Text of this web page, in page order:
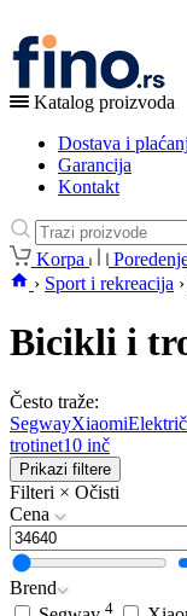
Katalog proizvoda
Dostava i
Garancija
Kontakt
Korpa
› Sport i rekreacija ›
Bicikli i
Često traže:
SegwayXiaomi
trotinet10 inč
Prikazi filtere
Filteri × Očisti
Cena
Brend
4